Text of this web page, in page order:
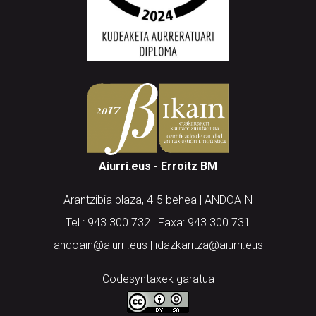
Aiurri.eus - Erroitz BM
Arantzibia plaza, 4-5 behea | ANDOAIN
Tel.: 943 300 732 | Faxa: 943 300 731
andoain@aiurri.eus | idazkaritza@aiurri.eus
Codesyntaxek garatua